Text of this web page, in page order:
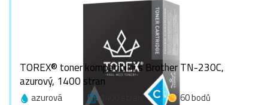
TOREX® toner kompatibilní s Brother TN-230C,
azurový, 1400 stran
azurová 1400 stran
60 bodů